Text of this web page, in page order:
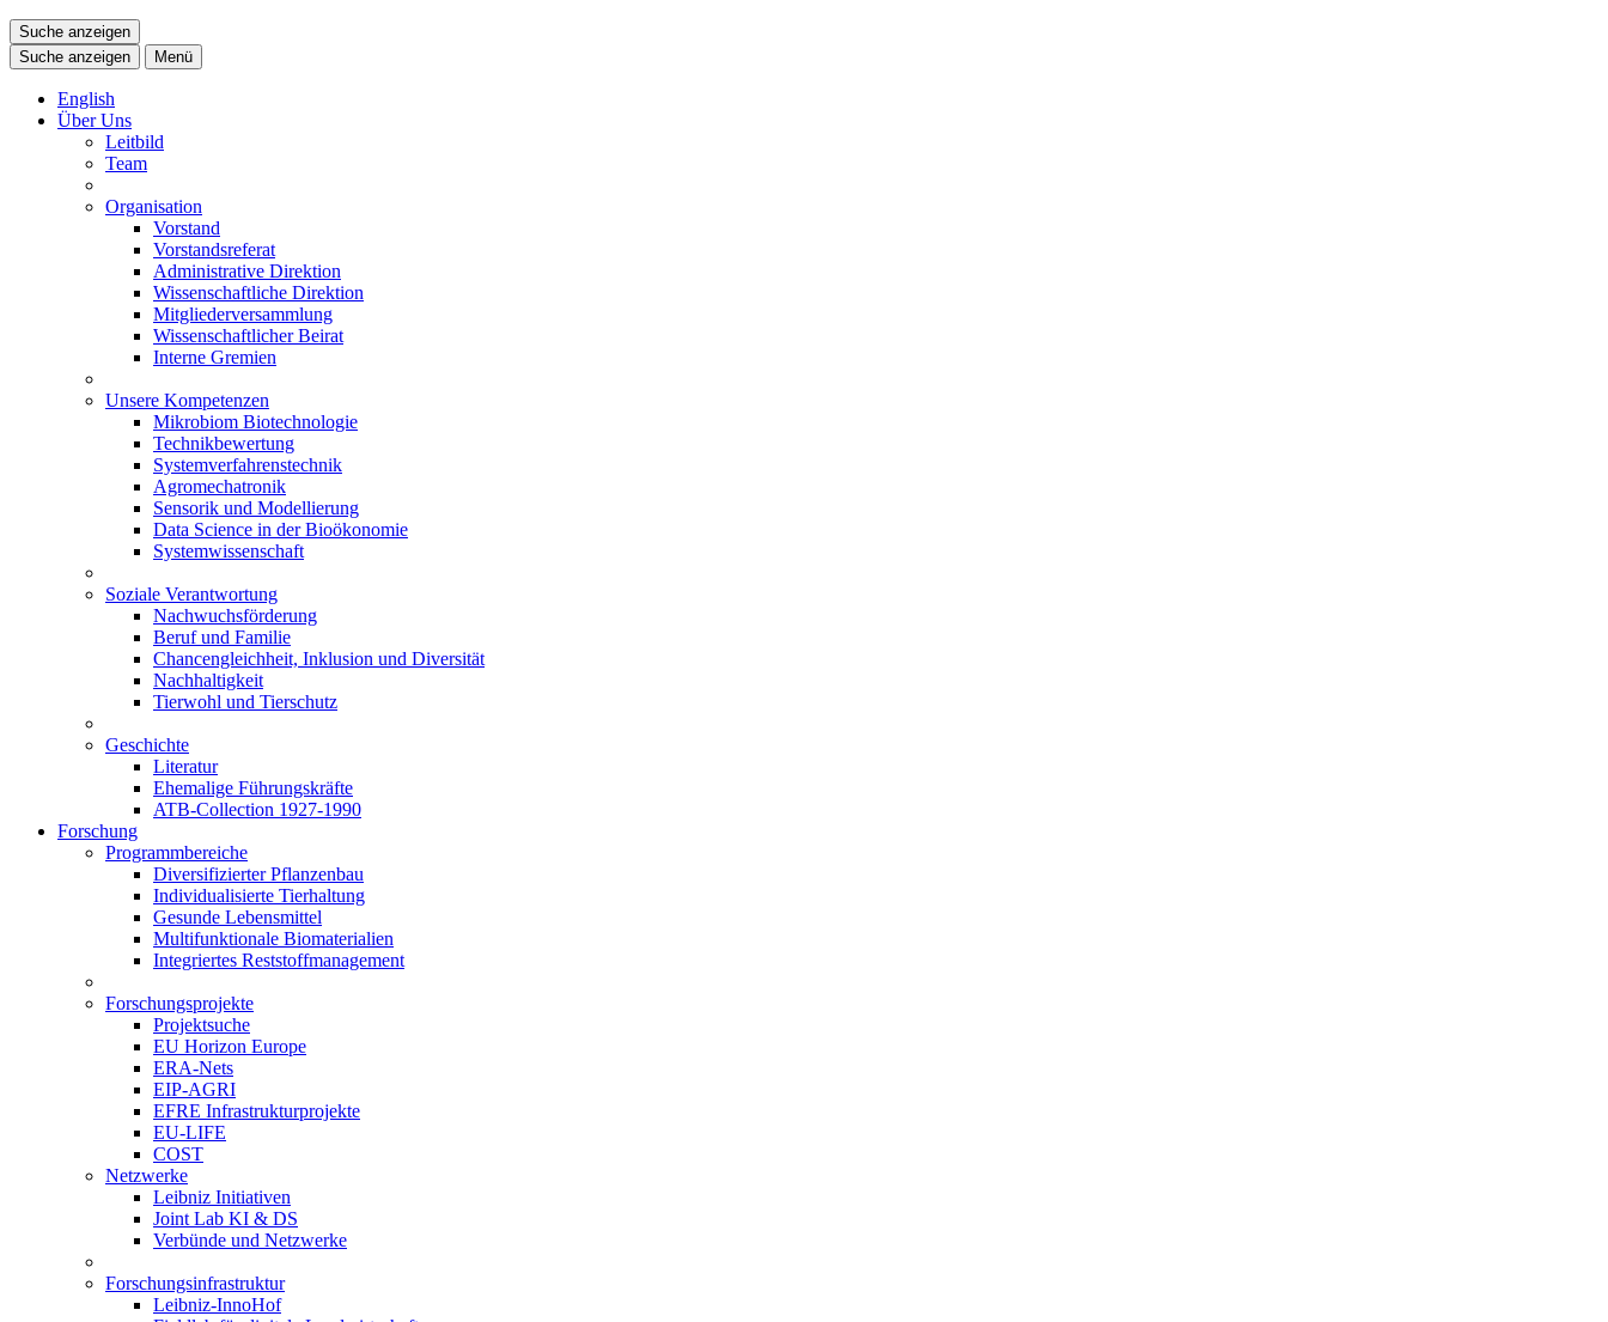
Suche anzeigen
Suche anzeigen
Menü
English
Über Uns
Leitbild
Team
Organisation
Vorstand
Vorstandsreferat
Administrative Direktion
Wissenschaftliche Direktion
Mitgliederversammlung
Wissenschaftlicher Beirat
Interne Gremien
Unsere Kompetenzen
Mikrobiom Biotechnologie
Technikbewertung
Systemverfahrenstechnik
Agromechatronik
Sensorik und Modellierung
Data Science in der Bioökonomie
Systemwissenschaft
Soziale Verantwortung
Nachwuchsförderung
Beruf und Familie
Chancengleichheit, Inklusion und Diversität
Nachhaltigkeit
Tierwohl und Tierschutz
Geschichte
Literatur
Ehemalige Führungskräfte
ATB-Collection 1927-1990
Forschung
Programmbereiche
Diversifizierter Pflanzenbau
Individualisierte Tierhaltung
Gesunde Lebensmittel
Multifunktionale Biomaterialien
Integriertes Reststoffmanagement
Forschungsprojekte
Projektsuche
EU Horizon Europe
ERA-Nets
EIP-AGRI
EFRE Infrastrukturprojekte
EU-LIFE
COST
Netzwerke
Leibniz Initiativen
Joint Lab KI & DS
Verbünde und Netzwerke
Forschungsinfrastruktur
Leibniz-InnoHof